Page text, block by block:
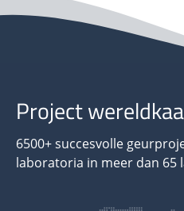
Project
6500+ succesvolle
laboratoria in meer dan 65